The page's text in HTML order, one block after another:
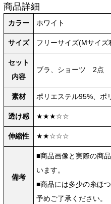
商品詳細
カラー ホワイト
サイズ フリーサイズ(Mサイズ
セット
内容
ブラ、ショーツ 2点
素材 ポリエステル95%、ポ
透け感 ★★★☆☆
伸縮性 ★★☆☆☆
備考
■商品画像と実際の商
います。
■商品には多少の糸ほ
予めご了承ください。